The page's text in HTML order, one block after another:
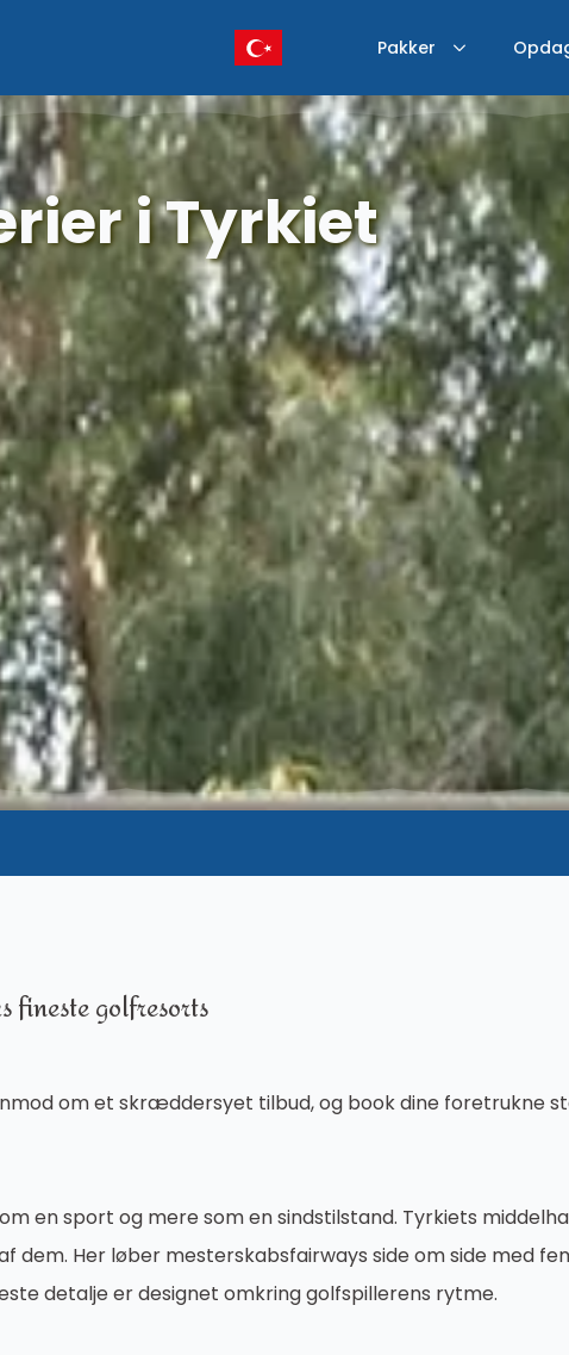
Pakker
i Tyrkiet
fineste golfresorts
om et skræddersyet tilbud, og book dine foretrukne
en sport og mere som en sindstilstand. Tyrkiets
Her løber mesterskabsfairways side om side med
detalje er designet omkring golfspillerens rytme.